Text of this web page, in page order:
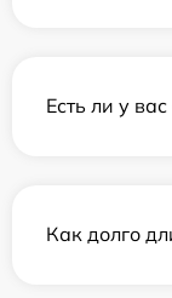
Есть ли у
Как долго